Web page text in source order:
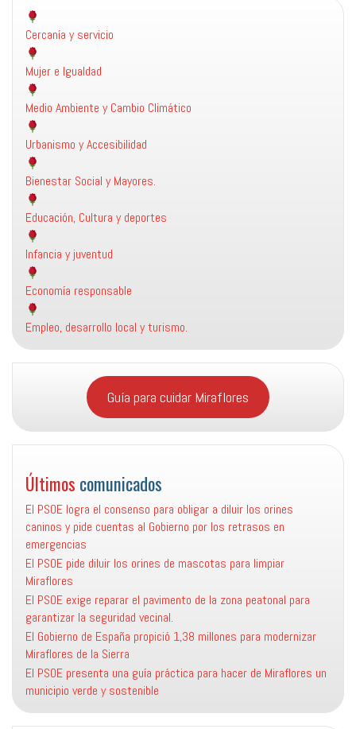
Cercanía y servicio
Mujer e Igualdad
Medio Ambiente y Cambio Climático
Urbanismo y Accesibilidad
Bienestar Social y Mayores.
Educación, Cultura y deportes
Infancia y juventud
Economía responsable
Empleo, desarrollo local y turismo.
Guía para cuidar Miraflores
Últimos comunicados
El PSOE logra el consenso para obligar a diluir los orines
caninos y pide cuentas al Gobierno por los retrasos en
emergencias
El PSOE pide diluir los orines de mascotas para limpiar
Miraflores
El PSOE exige reparar el pavimento de la zona peatonal para
garantizar la seguridad vecinal.
El Gobierno de España propició 1,38 millones para modernizar
Miraflores de la Sierra
El PSOE presenta una guía práctica para hacer de Miraflores un
municipio verde y sostenible